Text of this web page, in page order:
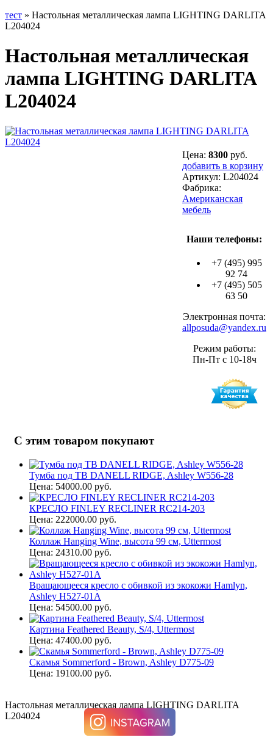
тест » Настольная металлическая лампа LIGHTING DARLITA
L204024
Настольная металлическая
лампа LIGHTING DARLITA
L204024
Цена: 8300 руб.
добавить в корзину
Артикул: L204024
Фабрика:
Американская
мебель
Наши телефоны:
+7 (495) 995
92 74
+7 (495) 505
63 50
Электронная почта:
allposuda@yandex.ru
Режим работы:
Пн-Пт с 10-18ч
С этим товаром покупают
Тумба под ТВ DANELL RIDGE, Ashley W556-28
Цена: 54000.00 руб.
КРЕСЛО FINLEY RECLINER RC214-203
Цена: 222000.00 руб.
Коллаж Hanging Wine, высота 99 см, Uttermost
Цена: 24310.00 руб.
Вращающееся кресло с обивкой из экокожи Hamlyn,
Ashley H527-01A
Цена: 54500.00 руб.
Картина Feathered Beauty, S/4, Uttermost
Цена: 47400.00 руб.
Скамья Sommerford - Brown, Ashley D775-09
Цена: 19100.00 руб.
Настольная металлическая лампа LIGHTING DARLITA
L204024